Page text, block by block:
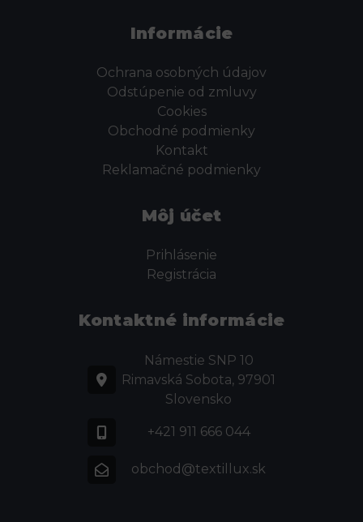
Informácie
Ochrana osobných údajov
Odstúpenie od zmluvy
Cookies
Obchodné podmienky
Kontakt
Reklamačné podmienky
Môj účet
Prihlásenie
Registrácia
Kontaktné informácie
Námestie SNP 10
Rimavská Sobota, 97901
Slovensko
+421 911 666 044
obchod@textillux.sk